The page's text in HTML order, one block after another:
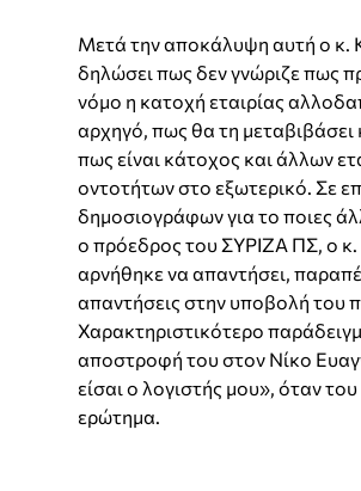
Μετά την αποκάλυψη αυτή ο κ.
δηλώσει πως δεν γνώριζε πως
νόμο η κατοχή εταιρίας
αρχηγό, πως θα τη μεταβιβάσει
πως είναι κάτοχος και άλλων
οντοτήτων στο εξωτερικό. Σε
δημοσιογράφων για το ποιες
ο πρόεδρος του ΣΥΡΙΖΑ ΠΣ, ο
αρνήθηκε να απαντήσει,
απαντήσεις στην υποβολή του
Χαρακτηριστικότερο
αποστροφή του στον Νίκο
είσαι ο λογιστής μου», όταν
ερώτημα.